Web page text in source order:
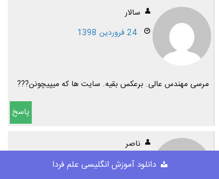
سالار
24 فروردین 1398
مرسی مهندس عالی. برعکس بقیه. سایت ها که میپیچونن???
پاسخ
ناصر
28 مهر 1397
دانلود آموزش انگلیسی علم فردا